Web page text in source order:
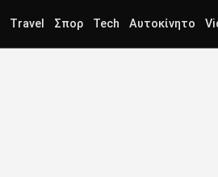
Travel Σπορ Tech Αυτοκίνητο